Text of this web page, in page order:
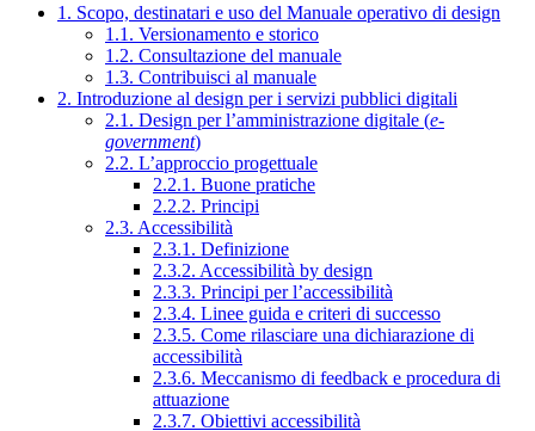
1. Scopo, destinatari e uso del Manuale operativo di design
1.1. Versionamento e storico
1.2. Consultazione del manuale
1.3. Contribuisci al manuale
2. Introduzione al design per i servizi pubblici digitali
2.1. Design per l’amministrazione digitale (e-
government)
2.2. L’approccio progettuale
2.2.1. Buone pratiche
2.2.2. Principi
2.3. Accessibilità
2.3.1. Definizione
2.3.2. Accessibilità by design
2.3.3. Principi per l’accessibilità
2.3.4. Linee guida e criteri di successo
2.3.5. Come rilasciare una dichiarazione di
accessibilità
2.3.6. Meccanismo di feedback e procedura di
attuazione
2.3.7. Obiettivi accessibilità